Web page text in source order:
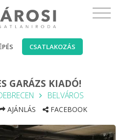
CSATLAKOZÁS
GARÁZS KIADÓ!
BELVÁROS
AJÁNLÁS FACEBOOK